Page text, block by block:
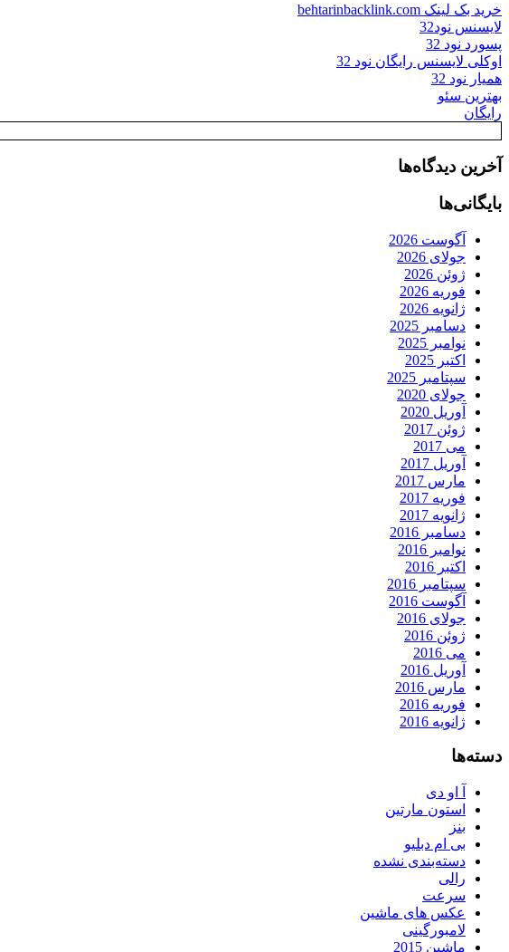
خرید بک لینک behtarinbacklink.com
لایسنس نود32
پسورد نود 32
اوکلی لایسنس رایگان نود 32
همیار نود 32
بهترین سئو
رایگان
آخرین دیدگاه‌ها
بایگانی‌ها
آگوست 2026
جولای 2026
ژوئن 2026
فوریه 2026
ژانویه 2026
دسامبر 2025
نوامبر 2025
اکتبر 2025
سپتامبر 2025
جولای 2020
آوریل 2020
ژوئن 2017
می 2017
آوریل 2017
مارس 2017
فوریه 2017
ژانویه 2017
دسامبر 2016
نوامبر 2016
اکتبر 2016
سپتامبر 2016
آگوست 2016
جولای 2016
ژوئن 2016
می 2016
آوریل 2016
مارس 2016
فوریه 2016
ژانویه 2016
دسته‌ها
آ او دی
استون مارتین
بنز
بی ام دبلیو
دسته‌بندی نشده
رالی
سرعت
عکس های ماشین
لامبورگینی
ماشین 2015